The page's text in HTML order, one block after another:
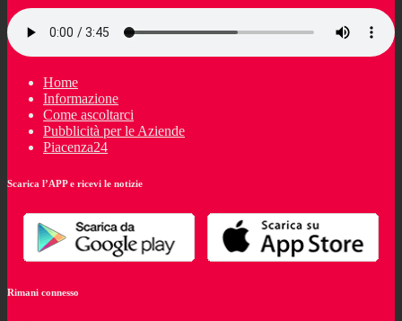
Home
Informazione
Come ascoltarci
Pubblicità per le Aziende
Piacenza24
Scarica l’APP e ricevi le notizie
Rimani connesso